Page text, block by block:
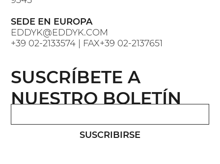
SEDE EN EUROPA
EDDYK@EDDYK.COM
+39 02-2133574 | FAX+39 02-2137651
SUSCRIBIRSE
SUSCRÍBETE A
NUESTRO BOLETÍN